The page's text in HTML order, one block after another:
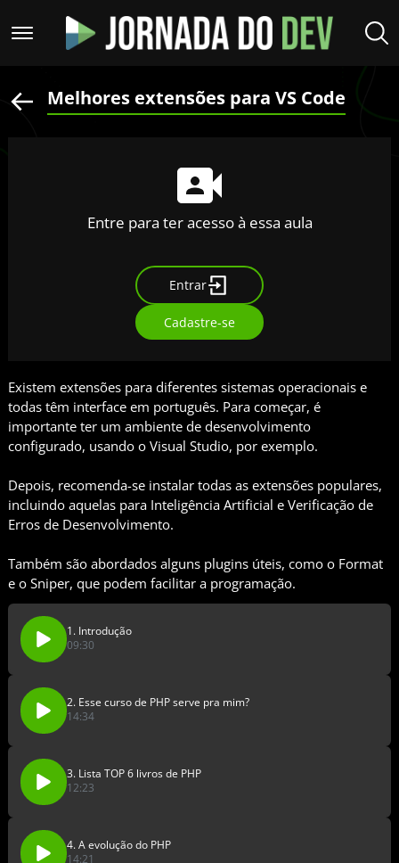
Melhores extensões para VS Code
Entre para ter acesso à essa aula
Entrar
Cadastre-se
Existem extensões para diferentes sistemas operacionais e
todas têm interface em português. Para começar, é
importante ter um ambiente de desenvolvimento
configurado, usando o Visual Studio, por exemplo.
Depois, recomenda-se instalar todas as extensões populares,
incluindo aquelas para Inteligência Artificial e Verificação de
Erros de Desenvolvimento.
Também são abordados alguns plugins úteis, como o Format
e o Sniper, que podem facilitar a programação.
1. Introdução
09:30
2. Esse curso de PHP serve pra mim?
14:34
3. Lista TOP 6 livros de PHP
12:23
4. A evolução do PHP
14:21